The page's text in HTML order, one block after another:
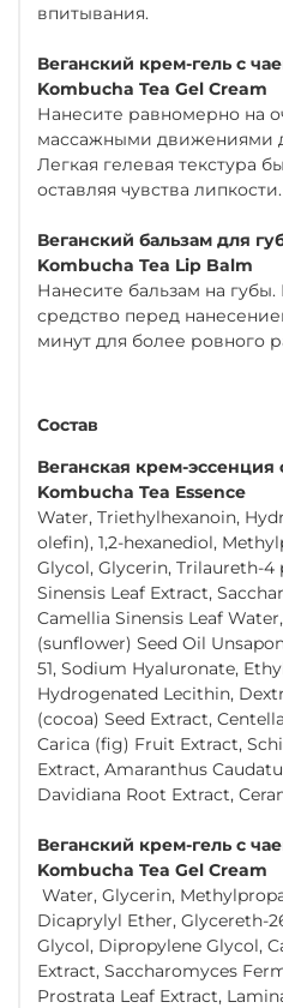
впитывания.
Веганский крем-гель с
Kombucha Tea Gel Cream
Нанесите равномерно на
массажными движениями
Легкая гелевая текстура
оставляя чувства липкости.
Веганский бальзам для
Kombucha Tea Lip Balm
Нанесите бальзам на
средство перед
минут для более ровного
Состав
Веганская крем-эссенция
Kombucha Tea Essence
Water, Triethylhexanoin,
olefin), 1,2-hexanediol,
Glycol, Glycerin, Trilaureth-4
Sinensis Leaf Extract,
Camellia Sinensis Leaf
(sunflower) Seed Oil
51, Sodium Hyaluronate,
Hydrogenated Lecithin,
(cocoa) Seed Extract,
Carica (fig) Fruit Extract,
Extract, Amaranthus
Davidiana Root Extract,
Веганский крем-гель с
Kombucha Tea Gel Cream
Water, Glycerin,
Dicaprylyl Ether, Glycereth-
Glycol, Dipropylene Glycol,
Extract, Saccharomyces
Prostrata Leaf Extract,